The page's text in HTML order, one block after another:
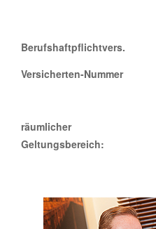
Berufshaftpflichtvers.
Versicherten-Nummer
räumlicher
Geltungsbereich: